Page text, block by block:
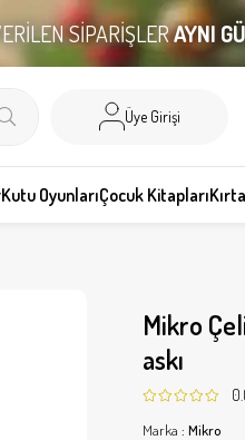
SİPARİŞLERAYNI
Üye Girişi
Kutu OyunlarıÇocuk Kitapları
Mikro
askı
Marka : Mikro